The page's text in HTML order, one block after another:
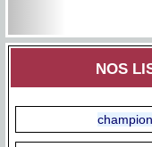
NOS